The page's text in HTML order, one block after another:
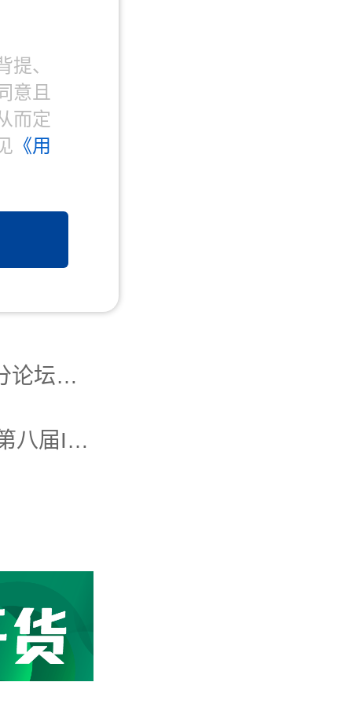
、
意且
而定
《用
上一篇：论坛预告 | 第八届IEIC国际K12升学分论坛，完整议程+演讲嘉宾已出！
下一篇：学校动态 | 上海常青藤学校火热入驻第八届IEIC国际教育创新大会